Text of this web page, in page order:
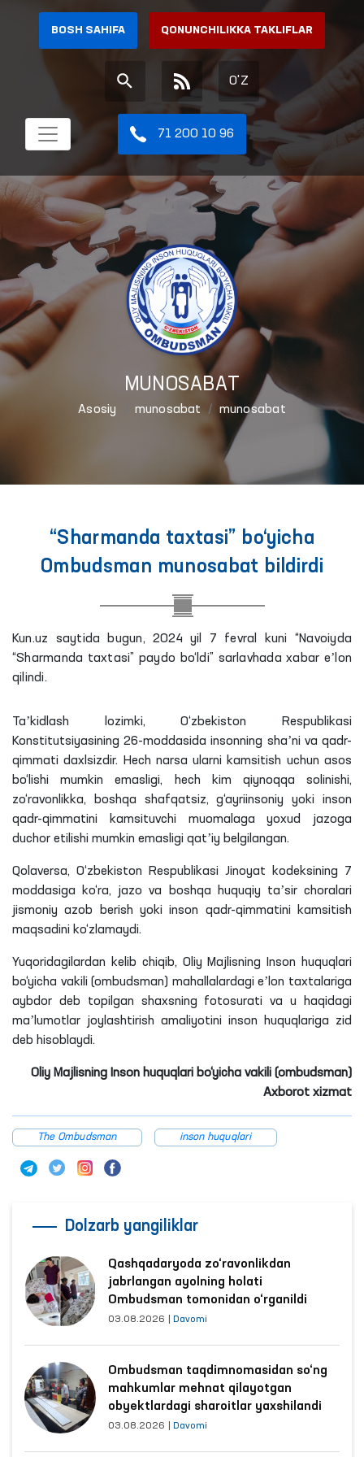
BOSH SAHIFA QONUNCHILIKKA TAKLIFLAR
O'Z
71 200 10 96
MUNOSABAT
Asosiy munosabat munosabat
“Sharmanda taxtasi” bo‘yicha
Ombudsman munosabat bildirdi
Kun.uz saytida bugun, 2024 yil 7 fevral kuni “Navoiyda
“Sharmanda taxtasi” paydo bo‘ldi” sarlavhada xabar eʼlon
qilindi.
Taʼkidlash lozimki, O‘zbekiston Respublikasi
Konstitutsiyasining 26-moddasida insonning shaʼni va qadr-
qimmati daxlsizdir. Hech narsa ularni kamsitish uchun asos
bo‘lishi mumkin emasligi, hech kim qiynoqqa solinishi,
zo‘ravonlikka, boshqa shafqatsiz, g‘ayriinsoniy yoki inson
qadr-qimmatini kamsituvchi muomalaga yoxud jazoga
duchor etilishi mumkin emasligi qatʼiy belgilangan.
Qolaversa, O‘zbekiston Respublikasi Jinoyat kodeksining 7
moddasiga ko‘ra, jazo va boshqa huquqiy taʼsir choralari
jismoniy azob berish yoki inson qadr-qimmatini kamsitish
maqsadini ko‘zlamaydi.
Yuqoridagilardan kelib chiqib, Oliy Majlisning Inson huquqlari
bo‘yicha vakili (ombudsman) mahallalardagi eʼlon taxtalariga
aybdor deb topilgan shaxsning fotosurati va u haqidagi
maʼlumotlar joylashtirish amaliyotini inson huquqlariga zid
deb hisoblaydi.
Oliy Majlisning Inson huquqlari bo‘yicha vakili (ombudsman)
Axborot xizmat
The Ombudsman inson huquqlari
Dolzarb yangiliklar
Qashqadaryoda zo‘ravonlikdan
jabrlangan ayolning holati
Ombudsman tomonidan o‘rganildi
03.08.2026 Davomi
Ombudsman taqdimnomasidan so‘ng
mahkumlar mehnat qilayotgan
obyektlardagi sharoitlar yaxshilandi
03.08.2026 Davomi